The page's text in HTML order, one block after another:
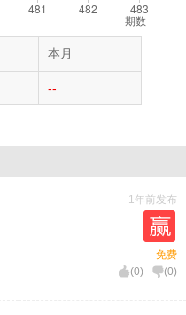
期数
本月
--
1年前发布
免费
(0) (0)